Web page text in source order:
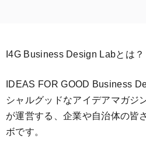
I4G Business Design Labとは？
IDEAS FOR GOOD Business
シャルグッドなアイデアマガジ
が運営する、企業や自治体の皆
ボです。